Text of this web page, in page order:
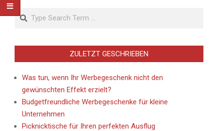
Search
ZULETZT GESCHRIEBEN
Was tun, wenn Ihr Werbegeschenk nicht den
gewünschten Effekt erzielt?
Budgetfreundliche Werbegeschenke für kleine
Unternehmen
Picknicktische für Ihren perfekten Ausflug